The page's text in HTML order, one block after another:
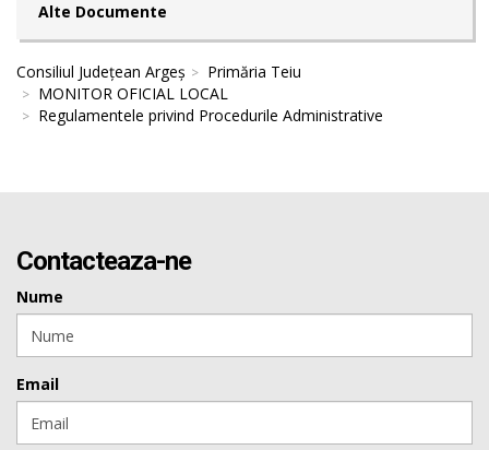
Alte Documente
Consiliul Județean Argeș
Primăria Teiu
MONITOR OFICIAL LOCAL
Regulamentele privind Procedurile Administrative
Contacteaza-ne
Nume
Email